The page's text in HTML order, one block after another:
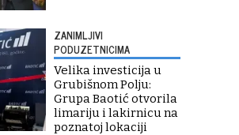
ZANIMLJIVI
PODUZETNICIMA
Velika investicija u
Grubišnom Polju:
Grupa Baotić otvorila
limariju i lakirnicu na
poznatoj lokaciji